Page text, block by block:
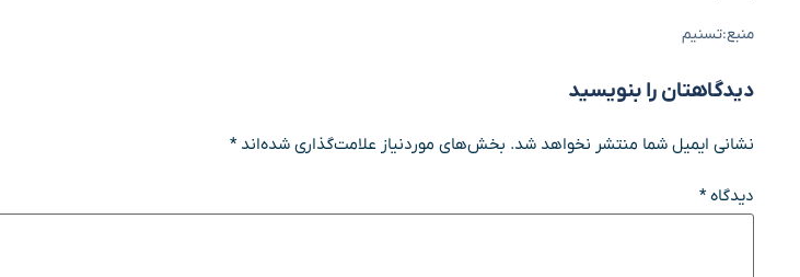
منبع:تسنیم
دیدگاهتان را بنویسید
نشانی ایمیل شما منتشر نخواهد شد. بخش‌های موردنیاز علامت‌گذاری شده‌اند*
دیدگاه*